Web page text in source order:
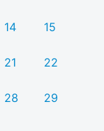
14 15
21 22
28 29